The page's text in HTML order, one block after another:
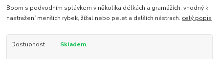
Boom s podvodním splávkem v několika délkách a gramážích, vhodný k
nastražení menších rybek, žížal nebo pelet a dalších nástrach. celý popis
Dostupnost Skladem